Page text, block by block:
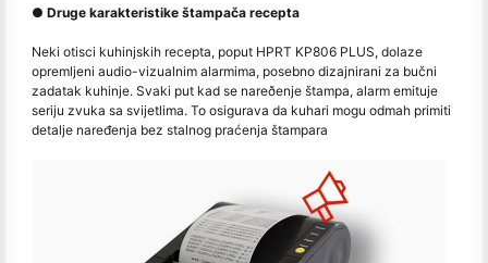
● Druge karakteristike štampača recepta
Neki otisci kuhinjskih recepta, poput HPRT KP806 PLUS, dolaze
opremljeni audio-vizualnim alarmima, posebno dizajnirani za bučni
zadatak kuhinje. Svaki put kad se nareðenje štampa, alarm emituje
seriju zvuka sa svijetlima. To osigurava da kuhari mogu odmah primiti
detalje naređenja bez stalnog praćenja štampara